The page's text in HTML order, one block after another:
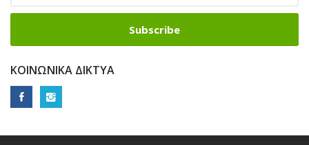
Subscribe
ΚΟΙΝΩΝΙΚΆ ΔΊΚΤΥΑ